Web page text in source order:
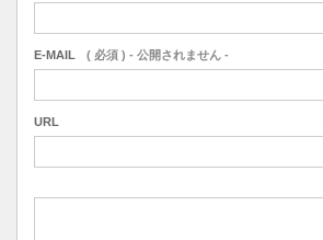
E-MAIL ( 必須 ) - 公開されません -
URL